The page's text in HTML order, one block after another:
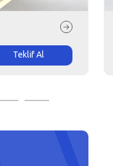
Teklif Al